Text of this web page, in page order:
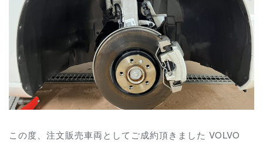
この度、注文販売車両としてご成約頂きました VOLVO